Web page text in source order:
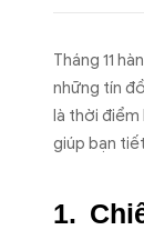
Tháng 11
những tín
là thời điểm
giúp bạn